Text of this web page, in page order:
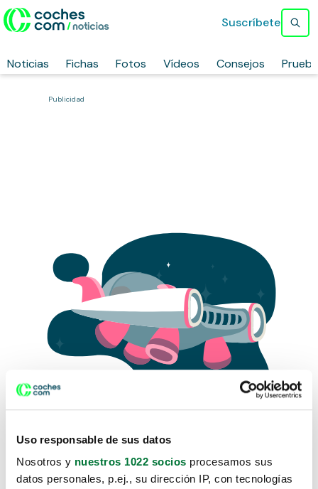
Uso responsable de sus datos
Nosotros y nuestros 1022 socios procesamos sus
datos personales, p.ej., su dirección IP, con tecnologías
Noticias Fichas Fotos Vídeos Consejos
Suscríbete
Publicidad